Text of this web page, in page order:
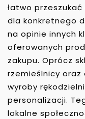
łatwo
dla konkretnego
na opinie innych
oferowanych
zakupu. Oprócz
rzemieślnicy
wyroby
personalizacji.
lokalne